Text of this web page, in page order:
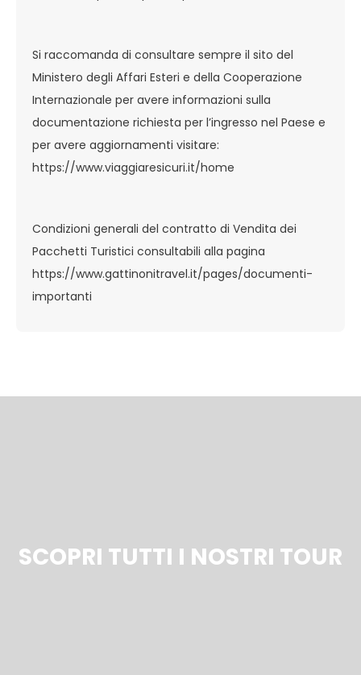
Si raccomanda di consultare sempre il sito del
Ministero degli Affari Esteri e della Cooperazione
Internazionale per avere informazioni sulla
documentazione richiesta per l’ingresso nel Paese e
per avere aggiornamenti visitare:
https://www.viaggiaresicuri.it/home
Condizioni generali del contratto di Vendita dei
Pacchetti Turistici consultabili alla pagina
https://www.gattinonitravel.it/pages/documenti-
importanti
SCOPRI TUTTI I NOSTRI TOUR